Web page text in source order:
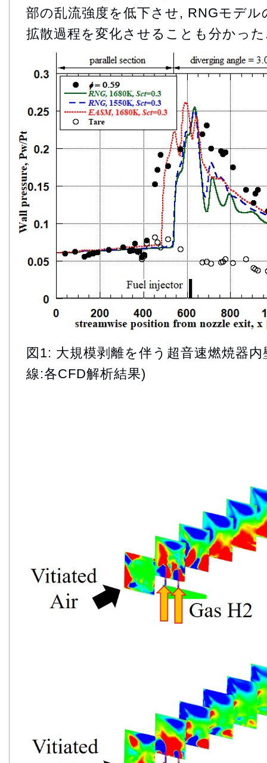
部の乱流強度を低下させ, RNGモデ
拡散過程を変化させることも分かっ
図1: 大規模剥離を伴う超音速燃焼器
線:各CFD解析結果)